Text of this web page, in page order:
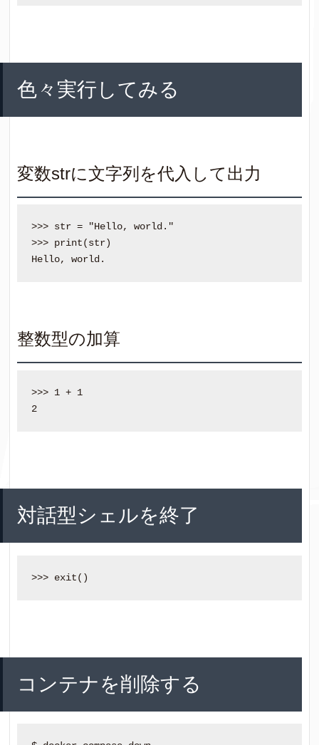
色々実行してみる
変数strに文字列を代入して出力
>>> str = "Hello, world."
>>> print(str)
整数型の加算
>>> 1 + 1
対話型シェルを終了
コンテナを削除する